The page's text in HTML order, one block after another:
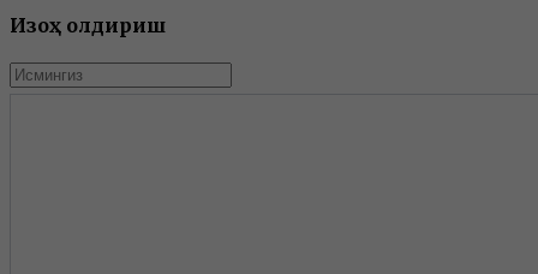
Изоҳ қолдириш